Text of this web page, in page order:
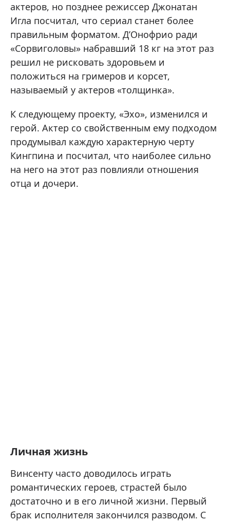
актеров, но позднее режиссер Джонатан
Игла посчитал, что сериал станет более
правильным форматом. Д’Онофрио ради
«Сорвиголовы» набравший 18 кг на этот раз
решил не рисковать здоровьем и
положиться на гримеров и корсет,
называемый у актеров «толщинка».
К следующему проекту, «Эхо», изменился и
герой. Актер со свойственным ему подходом
продумывал каждую характерную черту
Кингпина и посчитал, что наиболее сильно
на него на этот раз повлияли отношения
отца и дочери.
Личная жизнь
Винсенту часто доводилось играть
романтических героев, страстей было
достаточно и в его личной жизни. Первый
брак исполнителя закончился разводом. С